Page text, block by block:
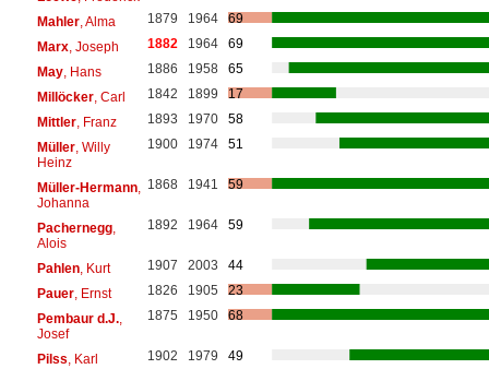
Mahler, Alma 1879 1964
69
Marx, Joseph 1882 1964
69
May, Hans 1886 1958
65
Millöcker, Carl 1842 1899
17
Mittler, Franz 1893 1970
58
Müller, Willy
Heinz
1900 1974 51
Müller-Hermann,
Johanna
1868 1941 59
Pachernegg,
Alois
1892 1964 59
Pahlen, Kurt 1907 2003
44
Pauer, Ernst 1826 1905
23
Pembaur d.J.,
Josef
1875 1950 68
Pilss, Karl 1902 1979
49